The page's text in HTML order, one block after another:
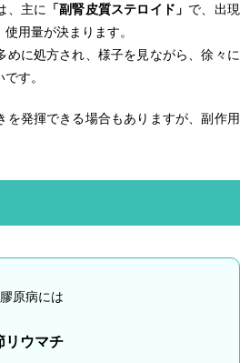
、主に 「副腎皮質ステロイド」 で、出現
用量が決まります。
めに処方され、様子を見ながら、徐々に
す。
を発揮できる場合もありますが、副作用
原病には
リウマチ